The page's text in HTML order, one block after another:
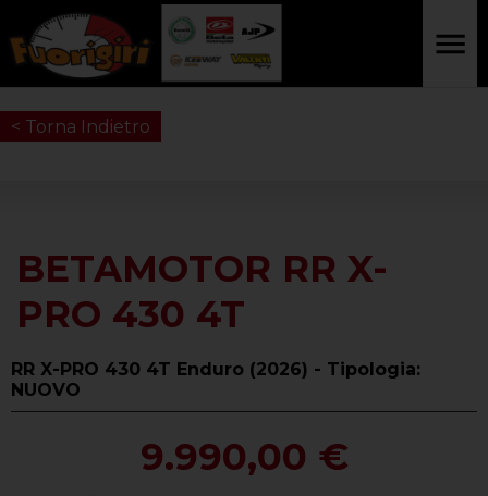
< Torna Indietro
BETAMOTOR RR X-
PRO 430 4T
RR X-PRO 430 4T Enduro (2026) - Tipologia:
NUOVO
9.990,00 €